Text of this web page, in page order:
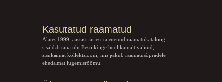
Kasutatud raamatud
Alates 1999. aastast järjest täienenud raamatukataloog
sisaldab täna üht Eesti kõige hoolikamalt valitud,
sisukaimat kollektsiooni, mis pakub raamatusõpradele
ehedaimat lugemisrõõmu.